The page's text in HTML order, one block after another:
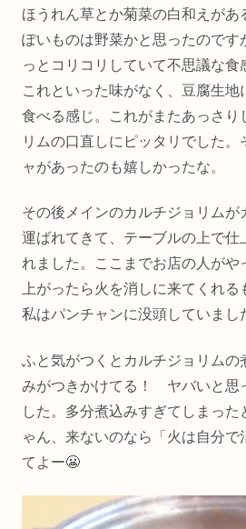
ほうれん草とか菊菜の白和えがあ
ぽいものは野菜かと思ったのです
っとコリコリしていて不思議な食
これといった味がなく、豆腐生
食べる感じ。これがまたあっさり
リムの口直しにピッタリでした。
ャがあったのも嬉しかったな。
その後メインのカルチジョリムが
運ばれてきて、テーブルの上で仕
れました。ここまでお店の人がや
上がったら火を消しに来てくれる
私はパンチャンに没頭していまし
ふと気がつくとカルチジョリムの
みがつきかけてる！ ヤバいと思
した。多分煮込みすぎてしまっ
ゃん、来ないのなら「火は自分で
てよー😬